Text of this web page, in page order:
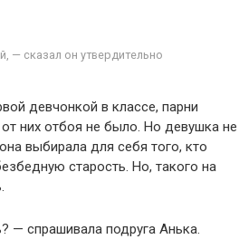
— сказал он утвердительно
девчонкой в классе, парни
от них отбоя не было. Но девушка не
выбирала для себя того, кто
старость. Но, такого на
— спрашивала подруга Анька.